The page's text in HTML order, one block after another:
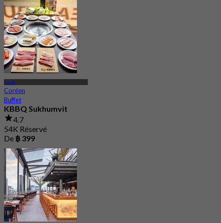
Asok
Coréen
Buffet
KBBQ Sukhumvit
4.7
54K Réservé
De ฿ 399